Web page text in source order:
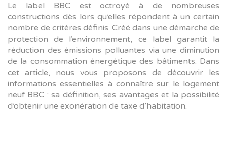
Le label BBC est octroyé à de nombreuses
constructions dès lors qu’elles répondent à un certain
nombre de critères définis. Créé dans une démarche de
protection de l’environnement, ce label garantit la
réduction des émissions polluantes via une diminution
de la consommation énergétique des bâtiments. Dans
cet article, nous vous proposons de découvrir les
informations essentielles à connaître sur le logement
neuf BBC : sa définition, ses avantages et la possibilité
d’obtenir une exonération de taxe d’habitation.